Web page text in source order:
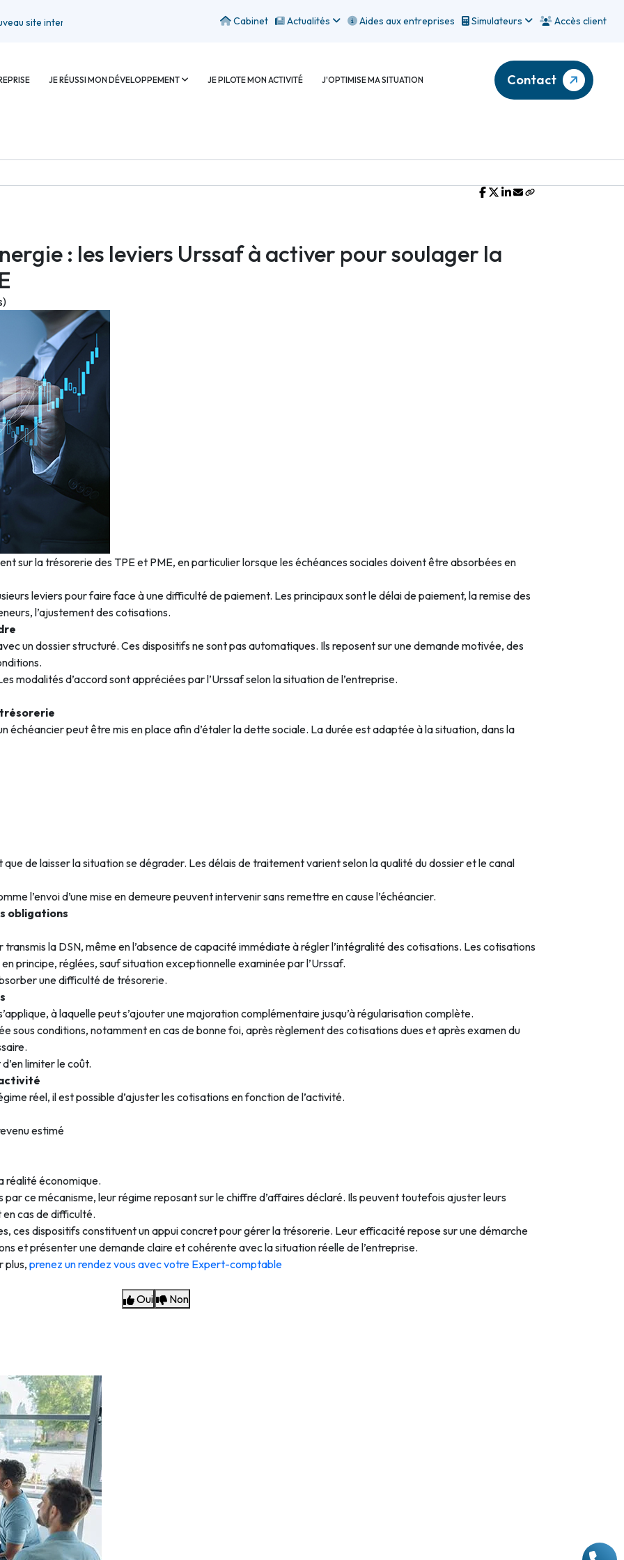
internet Cabinet Actualités Aides aux entreprises Simulateurs Accès client
JE RÉUSSI MON DÉVELOPPEMENT JE PILOTE MON ACTIVITÉ J'OPTIMISE MA SITUATION Contact
: les leviers Urssaf à activer pour soulager la
sur la trésorerie des TPE et PME, en particulier lorsque les échéances sociales doivent être absorbées en
leviers pour faire face à une difficulté de paiement. Les principaux sont le délai de paiement, la remise des
l’ajustement des cotisations.
un dossier structuré. Ces dispositifs ne sont pas automatiques. Ils reposent sur une demande motivée, des
modalités d’accord sont appréciées par l’Urssaf selon la situation de l’entreprise.
échéancier peut être mis en place afin d’étaler la dette sociale. La durée est adaptée à la situation, dans la
de laisser la situation se dégrader. Les délais de traitement varient selon la qualité du dossier et le canal
l’envoi d’une mise en demeure peuvent intervenir sans remettre en cause l’échéancier.
obligations
transmis la DSN, même en l’absence de capacité immédiate à régler l’intégralité des cotisations. Les cotisations
principe, réglées, sauf situation exceptionnelle examinée par l’Urssaf.
une difficulté de trésorerie.
à laquelle peut s’ajouter une majoration complémentaire jusqu’à régularisation complète.
sous conditions, notamment en cas de bonne foi, après règlement des cotisations dues et après examen du
limiter le coût.
réel, il est possible d’ajuster les cotisations en fonction de l’activité.
estimé
réalité économique.
ce mécanisme, leur régime reposant sur le chiffre d’affaires déclaré. Ils peuvent toutefois ajuster leurs
cas de difficulté.
ces dispositifs constituent un appui concret pour gérer la trésorerie. Leur efficacité repose sur une démarche
et présenter une demande claire et cohérente avec la situation réelle de l’entreprise.
plus, prenez un rendez vous avec votre Expert-comptable
Oui Non